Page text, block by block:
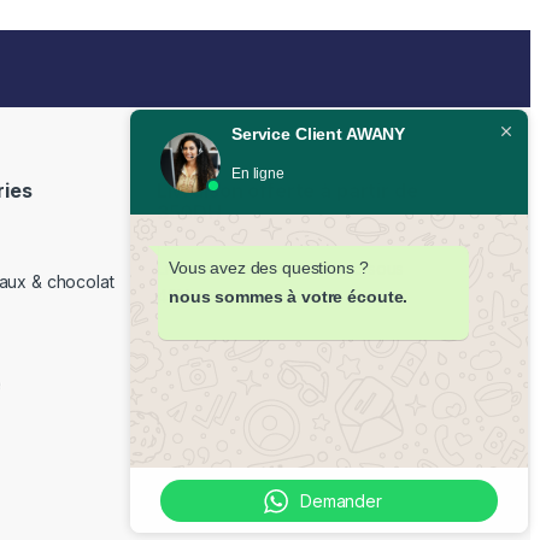
& chocolat
Livraison offerte à partir de
350DH
Livraison partout au Maroc sous
48H
Service Client AWANY
En ligne
Vous avez des questions ?
nous sommes à votre écoute.
Demander